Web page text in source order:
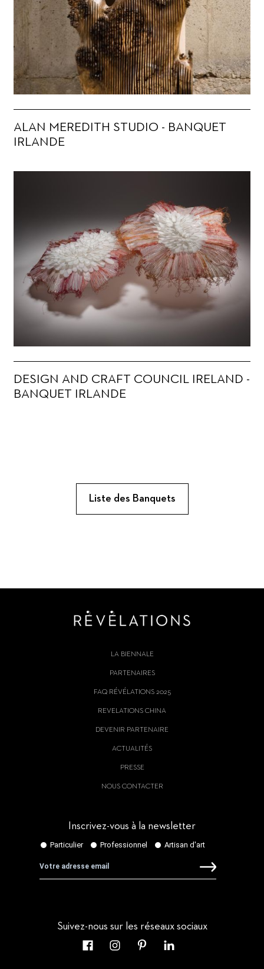
ALAN MEREDITH STUDIO - BANQUET
IRLANDE
DESIGN AND CRAFT COUNCIL IRELAND -
BANQUET IRLANDE
Liste des Banquets
LA BIENNALE
PARTENAIRES
FAQ RÉVÉLATIONS 2025
REVELATIONS CHINA
DEVENIR PARTENAIRE
ACTUALITÉS
PRESSE
NOUS CONTACTER
Inscrivez-vous à la newsletter
Suivez-nous sur les réseaux sociaux